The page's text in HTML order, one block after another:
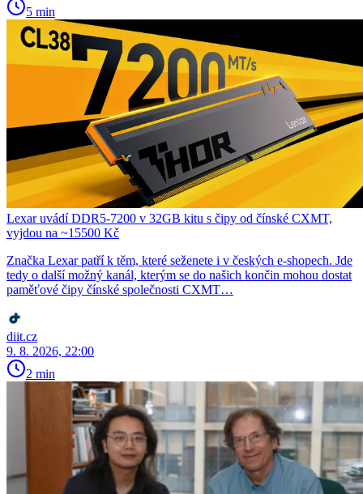
5 min
Lexar uvádí DDR5-7200 v 32GB kitu s čipy od čínské CXMT,
vyjdou na ~15500 Kč
Značka Lexar patří k těm, které seženete i v českých e-shopech. Jde
tedy o další možný kanál, kterým se do našich končin mohou dostat
paměťové čipy čínské společnosti CXMT…
diit.cz
9. 8. 2026, 22:00
2 min